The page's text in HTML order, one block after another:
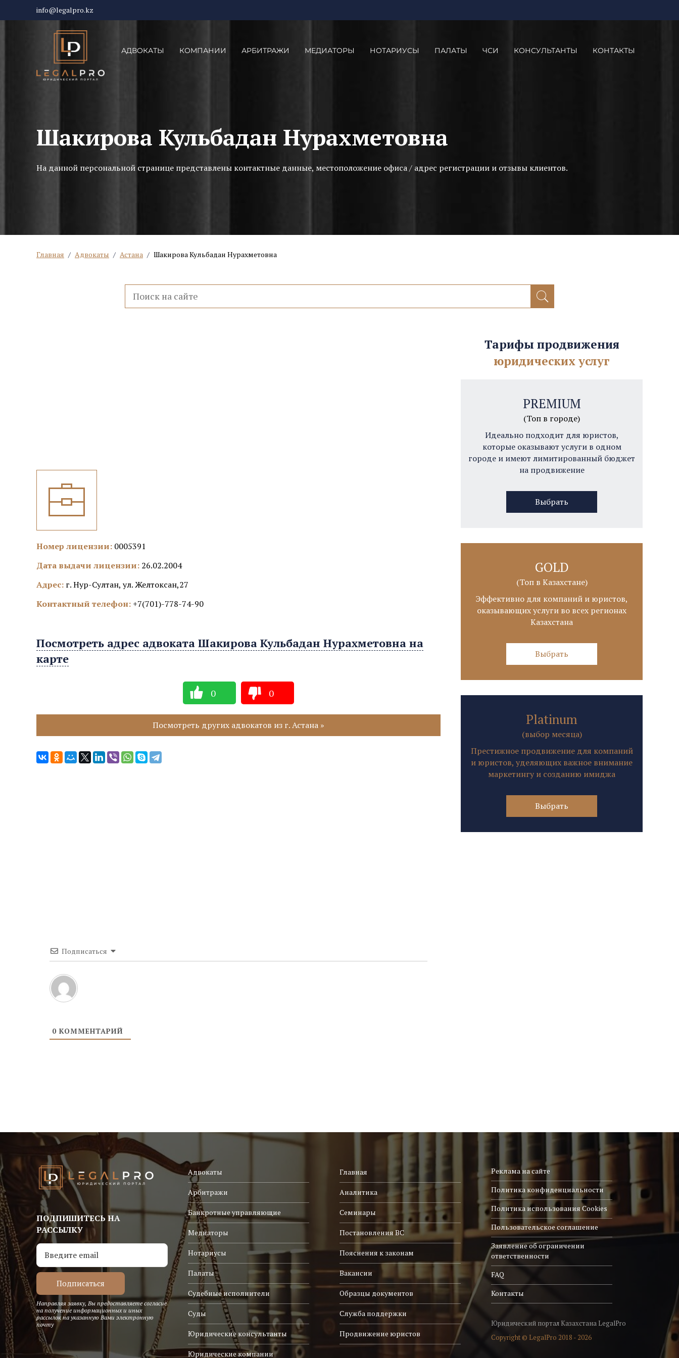
info@legalpro.kz
АДВОКАТЫ КОМПАНИИ АРБИТРАЖИ МЕДИАТОРЫ НОТАРИУСЫ ПАЛАТЫ ЧСИ КОНСУЛЬТАНТЫ КОНТАКТЫ
Шакирова Кульбадан Нурахметовна
На данной персональной странице представлены контактные данные, местоположение офиса / адрес регистрации и отзывы клиентов.
Главная / Адвокаты / Астана / Шакирова Кульбадан Нурахметовна
Номер лицензии: 0005391
Дата выдачи лицензии: 26.02.2004
Адрес: г. Нур-Султан, ул. Желтоксан,27
Контактный телефон: +7(701)-778-74-90
Посмотреть адрес адвоката Шакирова Кульбадан Нурахметовна на
карте
0 0
Посмотреть других адвокатов из г. Астана »
Подписаться
0 КОММЕНТАРИЙ
Тарифы продвижения
юридических услуг
PREMIUM
(Топ в городе)
Идеально подходит для юристов,
которые оказывают услуги в одном
городе и имеют лимитированный бюджет
на продвижение
Выбрать
GOLD
(Топ в Казахстане)
Эффективно для компаний и юристов,
оказывающих услуги во всех регионах
Казахстана
Выбрать
Platinum
(выбор месяца)
Престижное продвижение для компаний
и юристов, уделяющих важное внимание
маркетингу и созданию имиджа
Выбрать
ПОДПИШИТЕСЬ НА
РАССЫЛКУ
Направляя заявку, Вы предоставляете согласие
на получение информационных и иных
рассылок на указанную Вами электронную
почту
Адвокаты
Арбитражи
Банкротные управляющие
Медиаторы
Нотариусы
Палаты
Судебные исполнители
Суды
Юридические консультанты
Юридические компании
Главная
Аналитика
Семинары
Постановления ВС
Пояснения к законам
Вакансии
Образцы документов
Служба поддержки
Продвижение юристов
Реклама на сайте
Политика конфиденциальности
Политика использования Cookies
Пользовательское соглашение
Заявление об ограничении
ответственности
FAQ
Контакты
Юридический портал Казахстана LegalPro
Copyright © LegalPro 2018 - 2026